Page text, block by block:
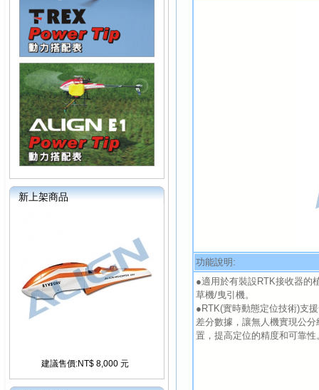
新上架商品
建議售價:NT$ 8,000 元
功能說明:
●適用於有裝設RTK接收器的
草機/曳引機。
●RTK(實時動態定位技術)支
差分數據，讓無人機實現公
置，提高定位的精度和可靠性